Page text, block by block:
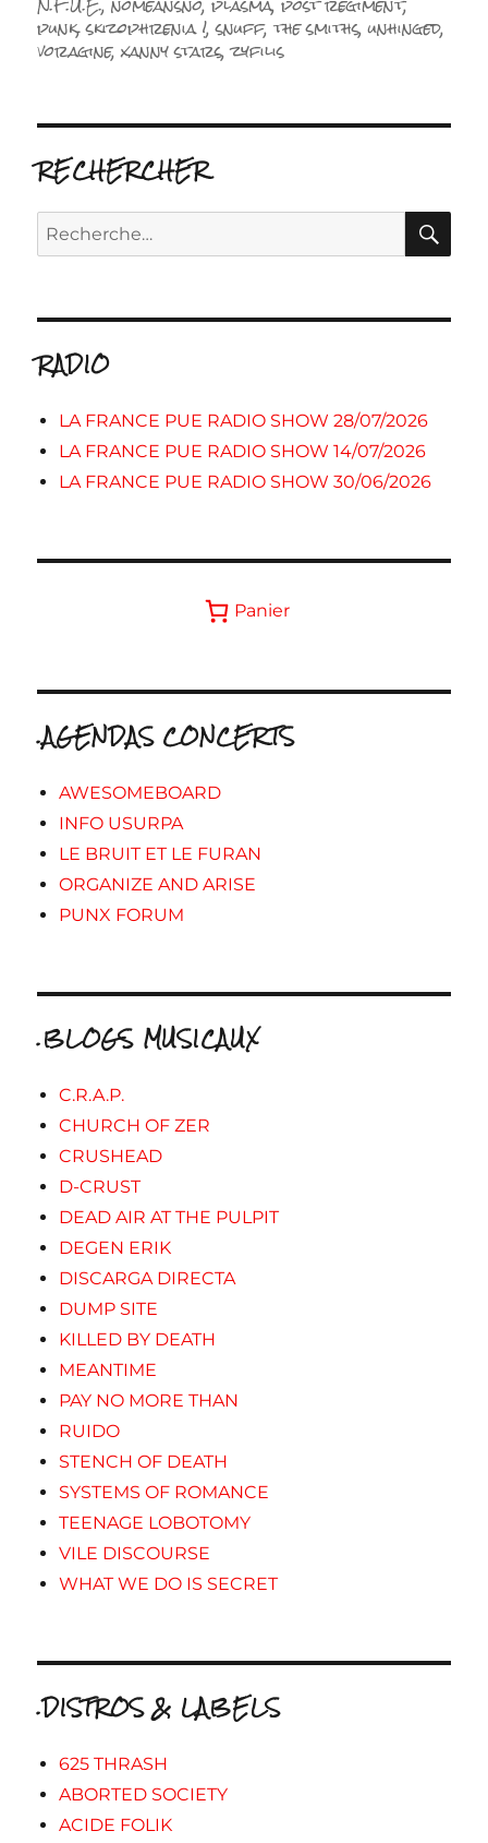
punk,skizophrenia !,snuff,the smiths,unhinged,
voragine,xanny stars,zyfilis
RECHERCHER
Recherche
pour :
RADIO
LA FRANCE PUE RADIO SHOW 28/07/2026
LA FRANCE PUE RADIO SHOW 14/07/2026
LA FRANCE PUE RADIO SHOW 30/06/2026
Panier
.AGENDAS CONCERTS
AWESOMEBOARD
INFO USURPA
LE BRUIT ET LE FURAN
ORGANIZE AND ARISE
PUNX FORUM
.BLOGS MUSICAUX
C.R.A.P.
CHURCH OF ZER
CRUSHEAD
D-CRUST
DEAD AIR AT THE PULPIT
DEGEN ERIK
DISCARGA DIRECTA
DUMP SITE
KILLED BY DEATH
MEANTIME
PAY NO MORE THAN
RUIDO
STENCH OF DEATH
SYSTEMS OF ROMANCE
TEENAGE LOBOTOMY
VILE DISCOURSE
WHAT WE DO IS SECRET
.DISTROS & LABELS
625 THRASH
ABORTED SOCIETY
ACIDE FOLIK